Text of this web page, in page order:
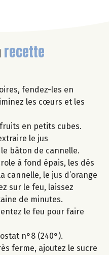
recette
fendez-les en
les cœurs et les
en petits cubes.
le jus
bâton de cannelle.
à fond épais, les dés
cannelle, le jus d’orange
sur le feu, laissez
de minutes.
le feu pour faire
n°8 (240°).
ferme, ajoutez le sucre